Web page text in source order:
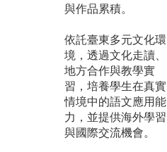
與作品累積。
依託臺東多元文化環
境，透過文化走讀、
地方合作與教學實
習，培養學生在真實
情境中的語文應用能
力，並提供海外學習
與國際交流機會。